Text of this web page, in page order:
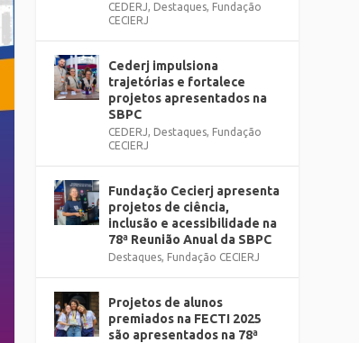
CEDERJ, Destaques, Fundação
CECIERJ
Cederj impulsiona
trajetórias e fortalece
projetos apresentados na
SBPC
CEDERJ, Destaques, Fundação
CECIERJ
Fundação Cecierj apresenta
projetos de ciência,
inclusão e acessibilidade na
78ª Reunião Anual da SBPC
Destaques, Fundação CECIERJ
Projetos de alunos
premiados na FECTI 2025
são apresentados na 78ª